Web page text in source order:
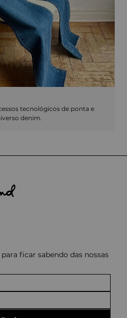
tecnológicos de ponta e
denim.
ficar sabendo das nossas